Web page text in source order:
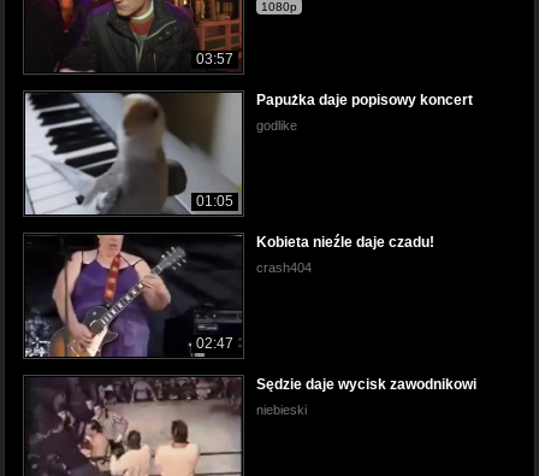
03:57
1080p
01:05
Papużka daje popisowy koncert
godlike
02:47
Kobieta nieźle daje czadu!
crash404
Sędzie daje wycisk zawodnikowi
niebieski